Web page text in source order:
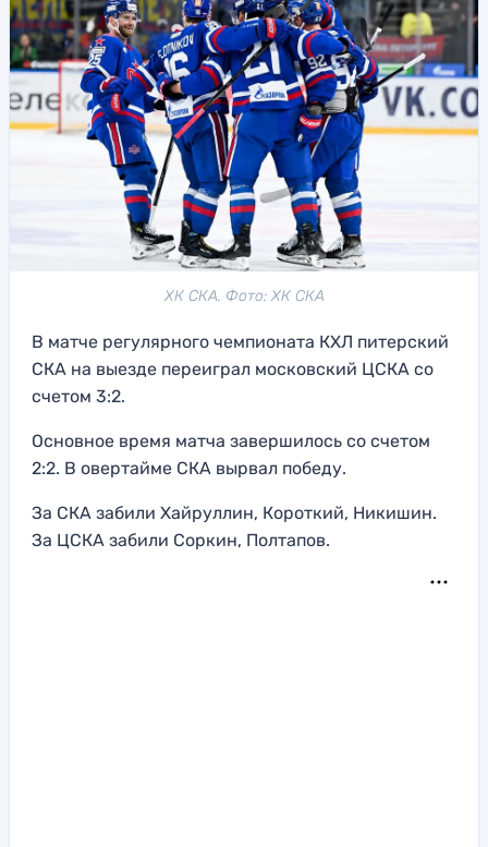
ХК СКА. Фото: ХК СКА
В матче регулярного чемпионата КХЛ питерский
СКА на выезде переиграл московский ЦСКА со
счетом 3:2.
Основное время матча завершилось со счетом
2:2. В овертайме СКА вырвал победу.
За СКА забили Хайруллин, Короткий, Никишин.
За ЦСКА забили Соркин, Полтапов.